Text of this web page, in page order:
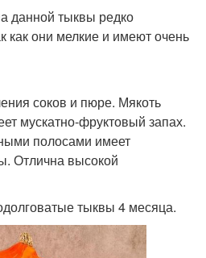
данной тыквы редко
как они мелкие и имеют очень
соков и пюре. Мякоть
мускатно-фруктовый запах.
полосами имеет
Отлична высокой
тыквы 4 месяца.